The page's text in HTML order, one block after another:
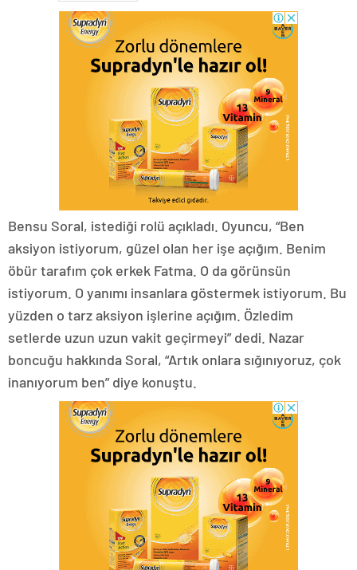
Bensu Soral, istediği rolü açıkladı. Oyuncu, “Ben
aksiyon istiyorum, güzel olan her işe açığım. Benim
öbür tarafım çok erkek Fatma. O da görünsün
istiyorum. O yanımı insanlara göstermek istiyorum. Bu
yüzden o tarz aksiyon işlerine açığım. Özledim
setlerde uzun uzun vakit geçirmeyi” dedi. Nazar
boncuğu hakkında Soral, “Artık onlara sığınıyoruz, çok
inanıyorum ben” diye konuştu.